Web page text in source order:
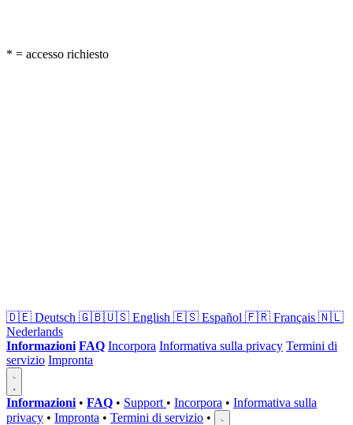
* = accesso richiesto
🇩🇪 Deutsch 🇬🇧🇺🇸 English 🇪🇸 Español 🇫🇷 Français 🇳🇱
Nederlands
Informazioni FAQ Incorpora Informativa sulla privacy Termini di
servizio Impronta
Informazioni • FAQ • Support • Incorpora • Informativa sulla
privacy • Impronta • Termini di servizio •